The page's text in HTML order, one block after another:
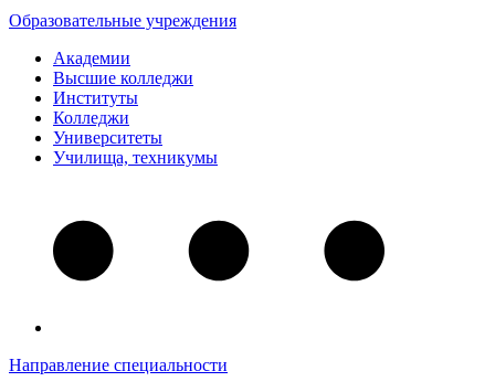
Образовательные учреждения
Академии
Высшие колледжи
Институты
Колледжи
Университеты
Училища, техникумы
Направление специальности